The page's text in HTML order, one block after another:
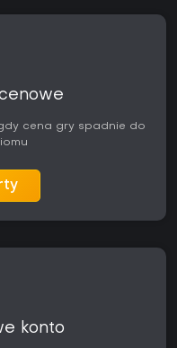
cena gry spadnie do
konto